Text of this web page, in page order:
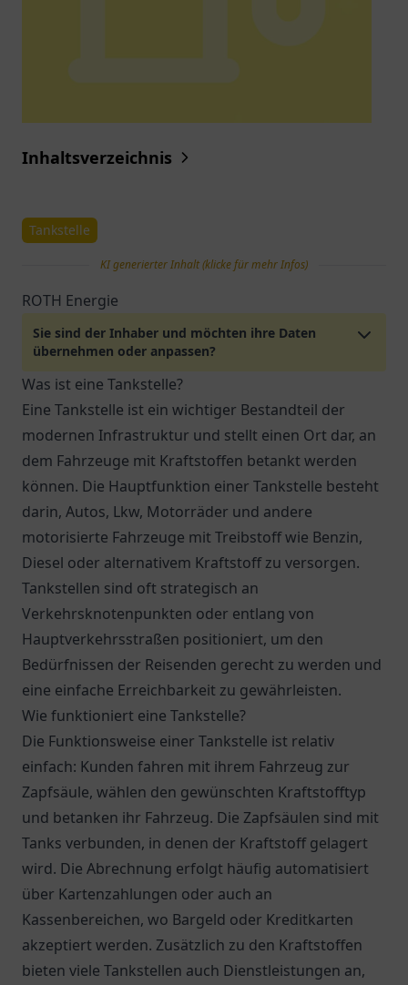
Inhaltsverzeichnis
Tankstelle
KI generierter Inhalt (klicke für mehr Infos)
ROTH Energie
Sie sind der Inhaber und möchten ihre Daten
übernehmen oder anpassen?
Was ist eine Tankstelle?
Eine Tankstelle ist ein wichtiger Bestandteil der
modernen Infrastruktur und stellt einen Ort dar, an
dem Fahrzeuge mit Kraftstoffen betankt werden
können. Die Hauptfunktion einer Tankstelle besteht
darin, Autos, Lkw, Motorräder und andere
motorisierte Fahrzeuge mit Treibstoff wie Benzin,
Diesel oder alternativem Kraftstoff zu versorgen.
Tankstellen sind oft strategisch an
Verkehrsknotenpunkten oder entlang von
Hauptverkehrsstraßen positioniert, um den
Bedürfnissen der Reisenden gerecht zu werden und
eine einfache Erreichbarkeit zu gewährleisten.
Wie funktioniert eine Tankstelle?
Die Funktionsweise einer Tankstelle ist relativ
einfach: Kunden fahren mit ihrem Fahrzeug zur
Zapfsäule, wählen den gewünschten Kraftstofftyp
und betanken ihr Fahrzeug. Die Zapfsäulen sind mit
Tanks verbunden, in denen der Kraftstoff gelagert
wird. Die Abrechnung erfolgt häufig automatisiert
über Kartenzahlungen oder auch an
Kassenbereichen, wo Bargeld oder Kreditkarten
akzeptiert werden. Zusätzlich zu den Kraftstoffen
bieten viele Tankstellen auch Dienstleistungen an,